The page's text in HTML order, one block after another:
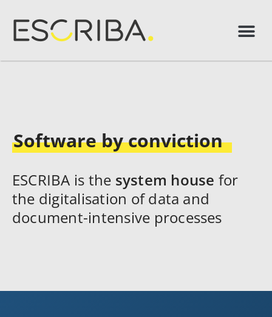
Software by conviction
ESCRIBA is the system house for
the digitalisation of data and
document-intensive processes